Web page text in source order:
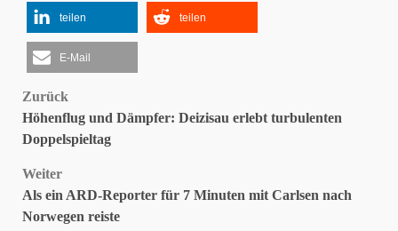
teilen teilen
E-Mail
Beitragsnavigation
Zurück
Höhenflug und Dämpfer: Deizisau erlebt turbulenten
Doppelspieltag
Weiter
Als ein ARD-Reporter für 7 Minuten mit Carlsen nach
Norwegen reiste